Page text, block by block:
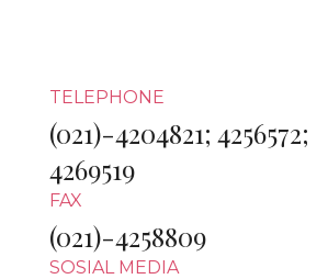
TELEPHONE
(021)-4204821; 4256572;
4269519
FAX
(021)-4258809
SOSIAL MEDIA